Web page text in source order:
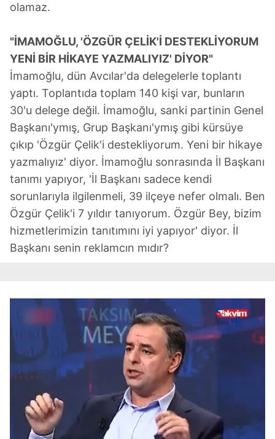
olamaz.
"İMAMOĞLU, 'ÖZGÜR ÇELİK'İ DESTEKLİYORUM
YENİ BİR HİKAYE YAZMALIYIZ' DİYOR"
İmamoğlu, dün Avcılar'da delegelerle toplantı
yaptı. Toplantıda toplam 140 kişi var, bunların
30'u delege değil. İmamoğlu, sanki partinin Genel
Başkanı'ymış, Grup Başkanı'ymış gibi kürsüye
çıkıp 'Özgür Çelik'i destekliyorum. Yeni bir hikaye
yazmalıyız' diyor. İmamoğlu sonrasında İl Başkanı
tanımı yapıyor, 'İl Başkanı sadece kendi
sorunlarıyla ilgilenmeli, 39 ilçeye nefer olmalı. Ben
Özgür Çelik'i 7 yıldır tanıyorum. Özgür Bey, bizim
hizmetlerimizin tanıtımını iyi yapıyor' diyor. İl
Başkanı senin reklamcın mıdır?